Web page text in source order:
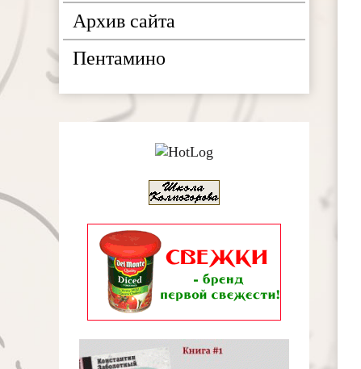
Архив сайта
Пентамино